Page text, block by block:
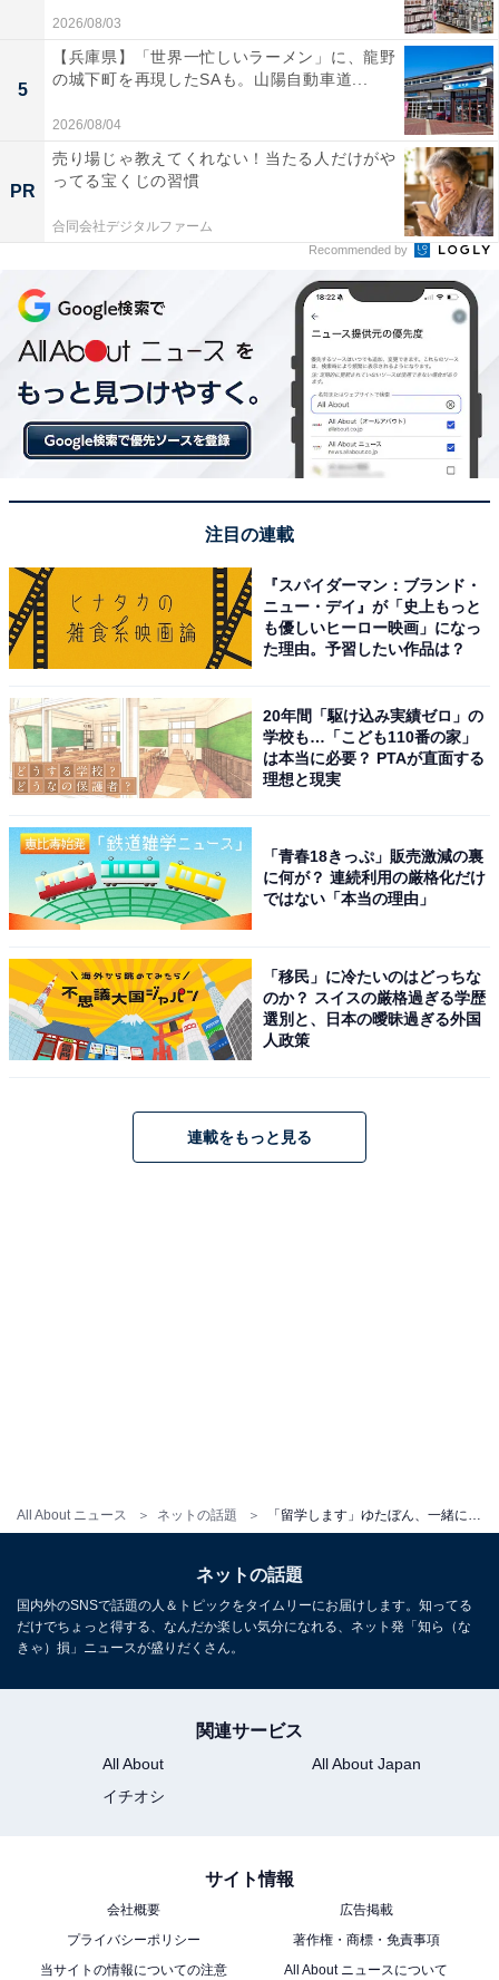
All About ニュース ネットの話題
2026/08/03
5
【兵庫県】「世界一忙しいラーメン」に、龍野
の城下町を再現したSAも。山陽自動車道...
2026/08/04
PR
売り場じゃ教えてくれない！当たる人だけがや
ってる宝くじの習慣
合同会社デジタルファーム
Recommended by
注目の連載
『スパイダーマン：ブランド・
ニュー・デイ』が「史上もっと
も優しいヒーロー映画」になっ
た理由。予習したい作品は？
20年間「駆け込み実績ゼロ」の
学校も…「こども110番の家」
は本当に必要？ PTAが直面する
理想と現実
「青春18きっぷ」販売激減の裏
に何が？ 連続利用の厳格化だけ
ではない「本当の理由」
「移民」に冷たいのはどっちな
のか？ スイスの厳格過ぎる学歴
選別と、日本の曖昧過ぎる外国
人政策
連載をもっと見る
ネットの話題
国内外のSNSで話題の人＆トピックをタイムリーにお届けします。知ってる
だけでちょっと得する、なんだか楽しい気分になれる、ネット発「知ら（な
きゃ）損」ニュースが盛りだくさん。
関連サービス
All About
All About Japan
イチオシ
サイト情報
会社概要
広告掲載
プライバシーポリシー
著作権・商標・免責事項
当サイトの情報についての注意
All About ニュースについて